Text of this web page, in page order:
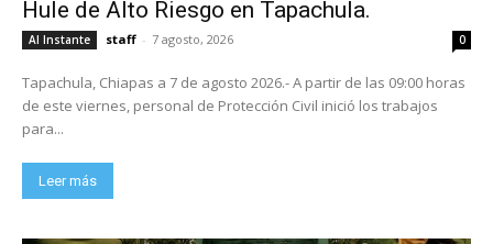
Hule de Alto Riesgo en Tapachula.
Al Instante staff - 7 agosto, 2026 0
Tapachula, Chiapas a 7 de agosto 2026.- A partir de las 09:00 horas
de este viernes, personal de Protección Civil inició los trabajos
para...
Leer más